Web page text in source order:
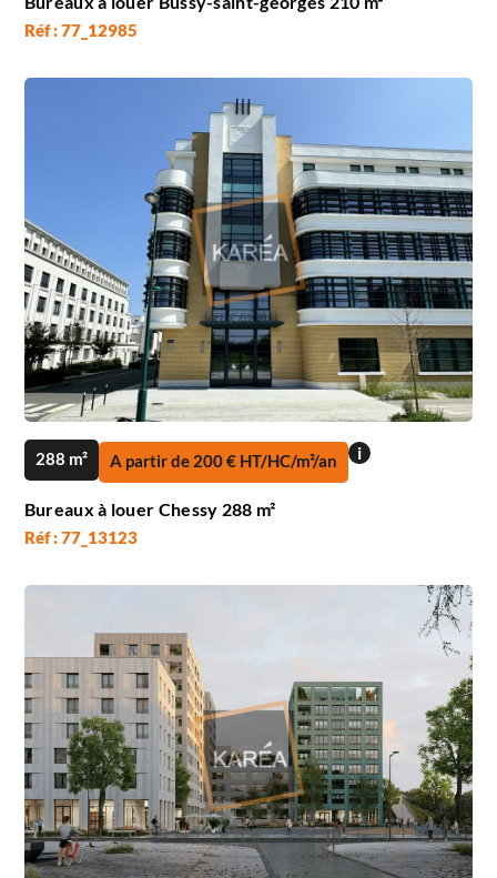
Réf : 77_12985
288 m² A partir de 200 € HT/HC/m²/an i
Bureaux à louer Chessy 288 m²
Réf : 77_13123